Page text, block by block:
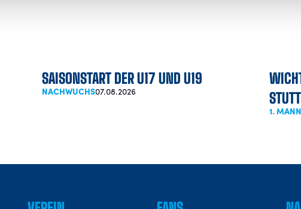
SAISONSTART DER U17 UND U19
NACHWUCHS07.08.2026
1.